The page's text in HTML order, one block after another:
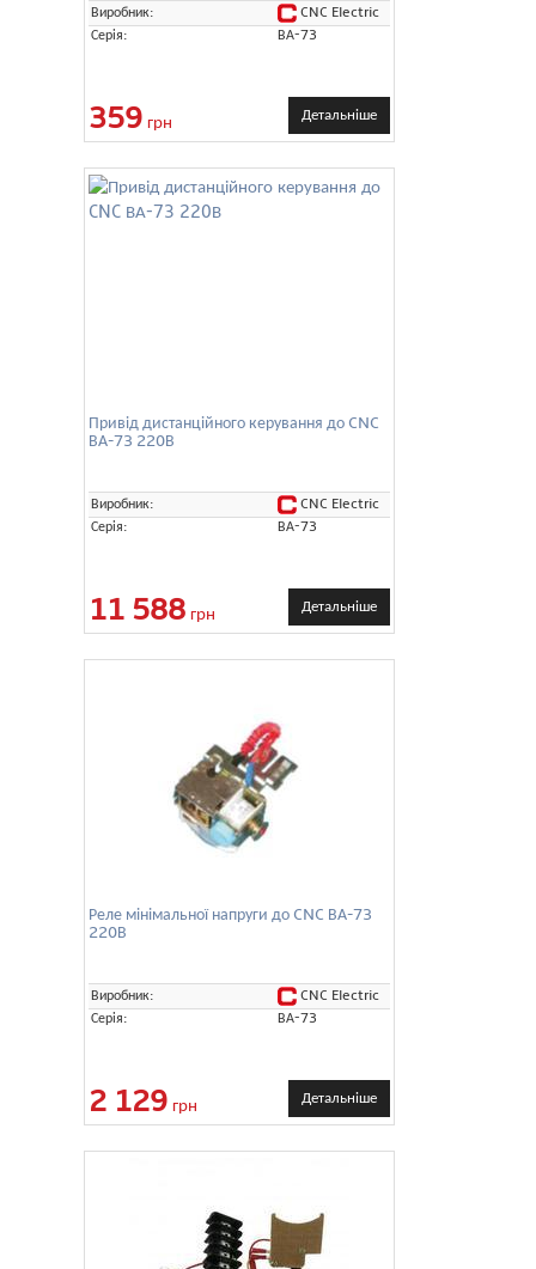
Виробник:
CNC Electric
Серія:
ВА-73
359 грн Детальніше
Привід дистанційного керування до CNC
ВА-73 220В
Виробник:
CNC Electric
Серія:
ВА-73
11 588 грн Детальніше
Реле мінімальної напруги до CNC ВА-73
220В
Виробник:
CNC Electric
Серія:
ВА-73
2 129 грн Детальніше